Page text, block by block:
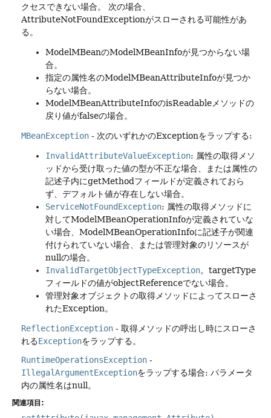
クセスできない場合。
次の場合、
AttributeNotFoundExceptionがスローされる可能性があ
る。
ModelMBeanのModelMBeanInfoが見つからない場
合。
指定の属性名のModelMBeanAttributeInfoが見つか
らない場合。
ModelMBeanAttributeInfoのisReadableメソッドの
戻り値がfalseの場合。
MBeanException - 次のいずれかのExceptionをラップする:
InvalidAttributeValueException: 属性の取得メソ
ッドから受け取った値の型が不正な場合、または属性の
記述子内にgetMethodフィールドが定義されておら
ず、デフォルト値が存在しない場合。
ServiceNotFoundException: 属性の取得メソッドに
対してModelMBeanOperationInfoが定義されていな
い場合、ModelMBeanOperationInfoに記述子が関連
付けられていない場合、または管理対象のリソースが
nullの場合。
InvalidTargetObjectTypeException。targetType
フィールドの値がobjectReferenceでない場合。
管理対象オブジェクトの取得メソッドによってスローさ
れたException。
ReflectionException - 取得メソッドの呼出し時にスローさ
れるExceptionをラップする。
RuntimeOperationsException -
IllegalArgumentExceptionをラップする場合: パラメータ
内の属性名はnull。
関連項目: